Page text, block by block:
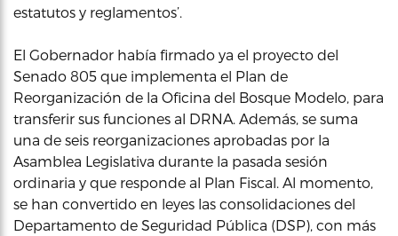
estatutos y reglamentos’.
El Gobernador había firmado ya el proyecto del
Senado 805 que implementa el Plan de
Reorganización de la Oficina del Bosque Modelo, para
transferir sus funciones al DRNA. Además, se suma
una de seis reorganizaciones aprobadas por la
Asamblea Legislativa durante la pasada sesión
ordinaria y que responde al Plan Fiscal. Al momento,
se han convertido en leyes las consolidaciones del
Departamento de Seguridad Pública (DSP), con más